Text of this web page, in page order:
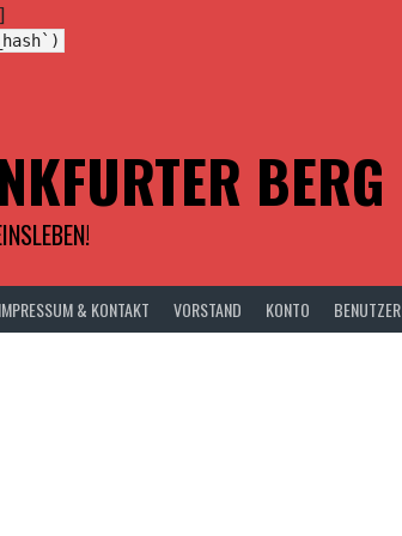
BERG
IMPRESSUM & KONTAKT VORSTAND KONTO BENUTZER